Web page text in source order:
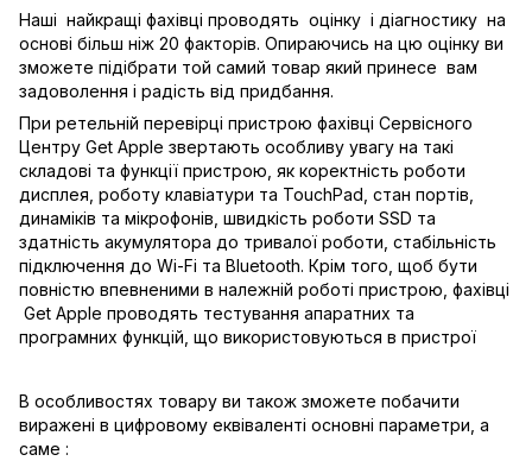
Наші найкращі фахівці проводять оцінку і діагностику на
основі більш ніж 20 факторів. Опираючись на цю оцінку ви
зможете підібрати той самий товар який принесе вам
задоволення і радість від придбання.
При ретельній перевірці пристрою фахівці Сервісного
Центру Get Apple звертають особливу увагу на такі
складові та функції пристрою, як коректність роботи
дисплея, роботу клавіатури та TouchPad, стан портів,
динаміків та мікрофонів, швидкість роботи SSD та
здатність акумулятора до тривалої роботи, стабільність
підключення до Wi-Fi та Bluetooth. Крім того, щоб бути
повністю впевненими в належній роботі пристрою, фахівці
Get Apple проводять тестування апаратних та
програмних функцій, що використовуються в пристрої
В особливостях товару ви також зможете побачити
виражені в цифровому еквіваленті основні параметри, а
саме :